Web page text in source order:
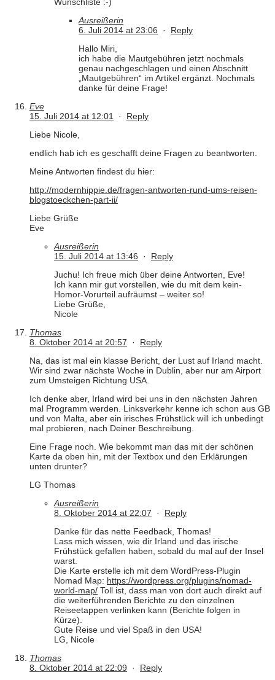
Ausreißerin
6. Juli 2014 at 23:06 · Reply
Hallo Miri,
ich habe die Mautgebühren jetzt nochmals
genau nachgeschlagen und einen Abschnitt
„Mautgebühren“ im Artikel ergänzt. Nochmals
danke für deine Frage!
Eve
15. Juli 2014 at 12:01
· Reply
Liebe Nicole,
endlich hab ich es geschafft deine Fragen zu beantworten.
Meine Antworten findest du hier:
http://modernhippie.de/fragen-antworten-rund-ums-reisen-
blogstoeckchen-part-ii/
Liebe Grüße
Eve
Ausreißerin
15. Juli 2014 at 13:46 · Reply
Juchu! Ich freue mich über deine Antworten, Eve!
Ich kann mir gut vorstellen, wie du mit dem kein-
Homor-Vorurteil aufräumst – weiter so!
Liebe Grüße,
Nicole
Thomas
8. Oktober 2014 at 20:57 · Reply
Na, das ist mal ein klasse Bericht, der Lust auf Irland macht.
Wir sind zwar nächste Woche in Dublin, aber nur am Airport
zum Umsteigen Richtung USA.
Ich denke aber, Irland wird bei uns in den nächsten Jahren
mal Programm werden. Linksverkehr kenne ich schon aus GB
und von Malta, aber ein irisches Frühstück will ich unbedingt
mal probieren, nach Deiner Beschreibung.
Eine Frage noch. Wie bekommt man das mit der schönen
Karte da oben hin, mit der Textbox und den Erklärungen
unten drunter?
LG Thomas
Ausreißerin
8. Oktober 2014 at 22:07 · Reply
Danke für das nette Feedback, Thomas!
Lass mich wissen, wie dir Irland und das irische
Frühstück gefallen haben, sobald du mal auf der Insel
warst.
Die Karte erstelle ich mit dem WordPress-Plugin
Nomad Map: https://wordpress.org/plugins/nomad-
world-map/ Toll ist, dass man von dort auch direkt auf
die weiterführenden Berichte zu den einzelnen
Reiseetappen verlinken kann (Berichte folgen in
Kürze).
Gute Reise und viel Spaß in den USA!
LG, Nicole
Thomas
8. Oktober 2014 at 22:09 · Reply